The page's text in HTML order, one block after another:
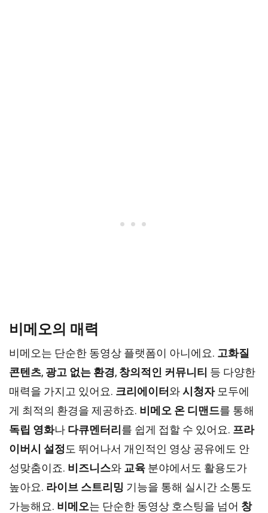
비메오의 매력
비메오는 단순한 동영상 플랫폼이 아니에요. 고화질
콘텐츠, 광고 없는 환경, 창의적인 커뮤니티 등 다양한
매력을 가지고 있어요. 크리에이터 와시청자모두에
게 최적의 환경을 제공하죠. 비메오 온 디맨드를 통해
독립 영화나 다큐멘터리 를 쉽게 접할 수 있어요. 프라
이버시 설정 도 뛰어나서 개인적인 영상 공유에도 안
성맞춤이죠. 비즈니스와 교육 분야에서도 활용도가
높아요. 라이브 스트리밍 기능을 통해 실시간 소통도
가능해요. 비메오는 단순한 동영상 호스팅을 넘어 창